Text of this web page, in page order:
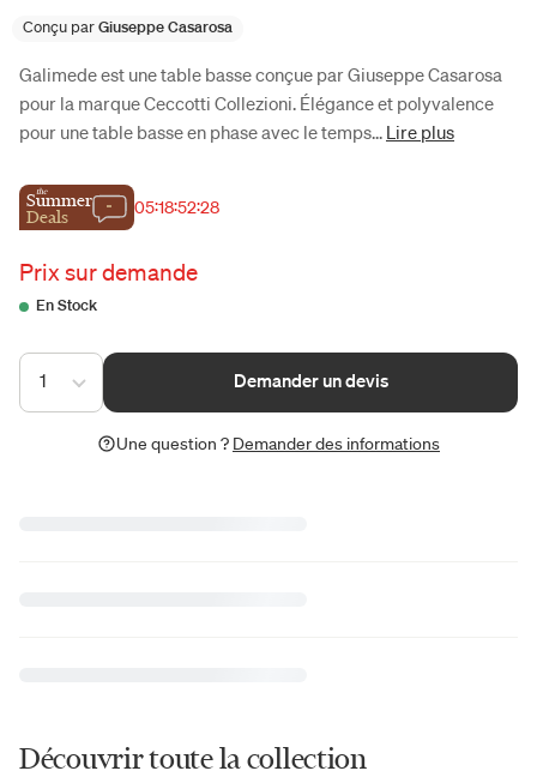
Conçu parGiuseppe Casarosa
Galimede est une table basse conçue par Giuseppe Casarosa
pour la marque Ceccotti Collezioni. Élégance et polyvalence
pour une table basse en phase avec le temps... Lire plus
the
Summer
Deals 05:18:52:28
Prix sur demande
En Stock
1 Demander un devis
Une question ? Demander des informations
Découvrir toute la collection